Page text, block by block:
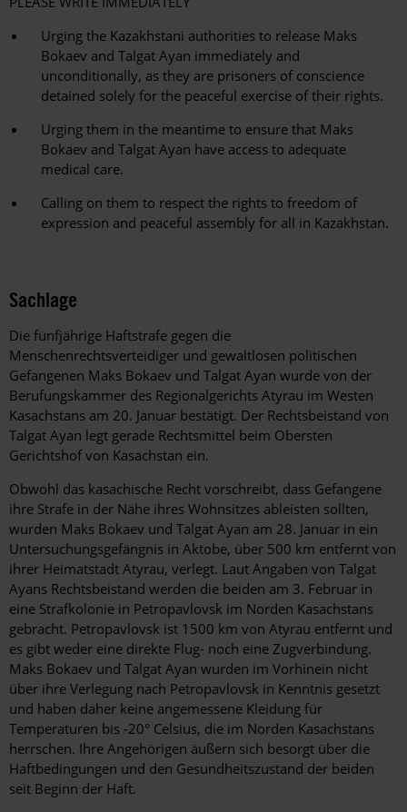
Urging the Kazakhstani authorities to release Maks
Bokaev and Talgat Ayan immediately and
unconditionally, as they are prisoners of conscience
detained solely for the peaceful exercise of their rights.
Urging them in the meantime to ensure that Maks
Bokaev and Talgat Ayan have access to adequate
medical care.
Calling on them to respect the rights to freedom of
expression and peaceful assembly for all in Kazakhstan.
Sachlage
Die fünfjährige Haftstrafe gegen die
Menschenrechtsverteidiger und gewaltlosen politischen
Gefangenen Maks Bokaev und Talgat Ayan wurde von der
Berufungskammer des Regionalgerichts Atyrau im Westen
Kasachstans am 20. Januar bestätigt. Der Rechtsbeistand von
Talgat Ayan legt gerade Rechtsmittel beim Obersten
Gerichtshof von Kasachstan ein.
Obwohl das kasachische Recht vorschreibt, dass Gefangene
ihre Strafe in der Nähe ihres Wohnsitzes ableisten sollten,
wurden Maks Bokaev und Talgat Ayan am 28. Januar in ein
Untersuchungsgefängnis in Aktobe, über 500 km entfernt von
ihrer Heimatstadt Atyrau, verlegt. Laut Angaben von Talgat
Ayans Rechtsbeistand werden die beiden am 3. Februar in
eine Strafkolonie in Petropavlovsk im Norden Kasachstans
gebracht. Petropavlovsk ist 1500 km von Atyrau entfernt und
es gibt weder eine direkte Flug- noch eine Zugverbindung.
Maks Bokaev und Talgat Ayan wurden im Vorhinein nicht
über ihre Verlegung nach Petropavlovsk in Kenntnis gesetzt
und haben daher keine angemessene Kleidung für
Temperaturen bis -20° Celsius, die im Norden Kasachstans
herrschen. Ihre Angehörigen äußern sich besorgt über die
Haftbedingungen und den Gesundheitszustand der beiden
seit Beginn der Haft.